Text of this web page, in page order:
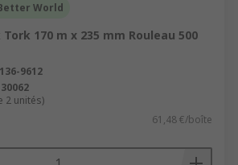
World
170 m x 235 mm Rouleau 500
136-9612
2 unités)
61,48 €/boîte